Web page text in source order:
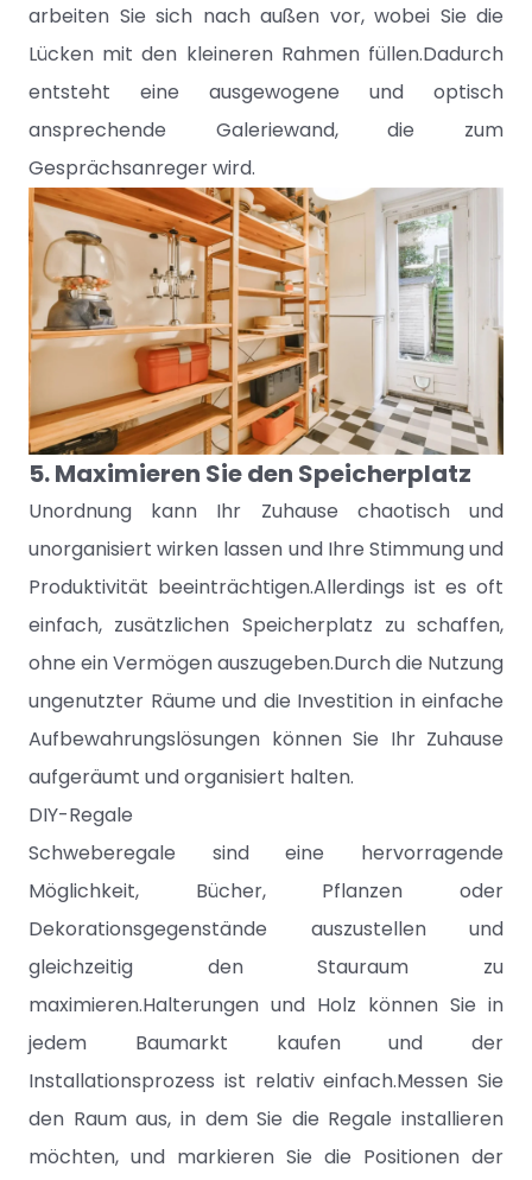
arbeiten Sie sich nach außen vor, wobei Sie die
Lücken mit den kleineren Rahmen füllen.Dadurch
entsteht eine ausgewogene und optisch
ansprechende Galeriewand, die zum
Gesprächsanreger wird.
5. Maximieren Sie den Speicherplatz
Unordnung kann Ihr Zuhause chaotisch und
unorganisiert wirken lassen und Ihre Stimmung und
Produktivität beeinträchtigen.Allerdings ist es oft
einfach, zusätzlichen Speicherplatz zu schaffen,
ohne ein Vermögen auszugeben.Durch die Nutzung
ungenutzter Räume und die Investition in einfache
Aufbewahrungslösungen können Sie Ihr Zuhause
aufgeräumt und organisiert halten.
DIY-Regale
Schweberegale sind eine hervorragende
Möglichkeit, Bücher, Pflanzen oder
Dekorationsgegenstände auszustellen und
gleichzeitig den Stauraum zu
maximieren.Halterungen und Holz können Sie in
jedem Baumarkt kaufen und der
Installationsprozess ist relativ einfach.Messen Sie
den Raum aus, in dem Sie die Regale installieren
möchten, und markieren Sie die Positionen der